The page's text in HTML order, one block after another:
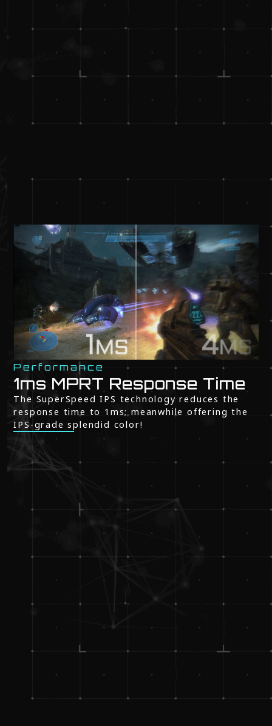
Performance
1ms MPRT Response Time
The SuperSpeed IPS technology reduces the
response time to 1ms; meanwhile offering the
IPS-grade splendid color!